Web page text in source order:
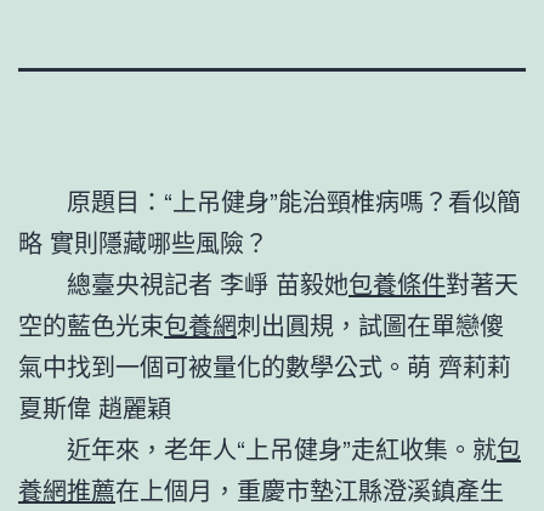
原題目：“上吊健身”能治頸椎病嗎？看似簡
略 實則隱藏哪些風險？
總臺央視記者 李崢 苗毅她包養條件對著天
空的藍色光束包養網刺出圓規，試圖在單戀傻
氣中找到一個可被量化的數學公式。萌 齊莉莉
夏斯偉 趙麗穎
近年來，老年人“上吊健身”走紅收集。就包
養網推薦在上個月，重慶市墊江縣澄溪鎮產生